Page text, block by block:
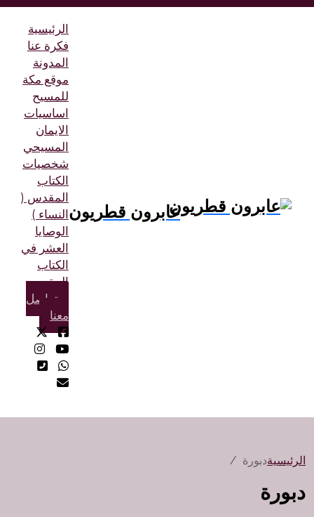
عابرون قطريون
الرئيسية
فكرة عنا
المدونة
موقع مكة
للمسيح
اساسيات
الايمان
المسيحي
شخصيات
الكتاب
المقدس (
النساء )
الوصايا
العشر في
الكتاب
المقدس
تواصل
معنا
الرئيسيةدبورة
دبورة